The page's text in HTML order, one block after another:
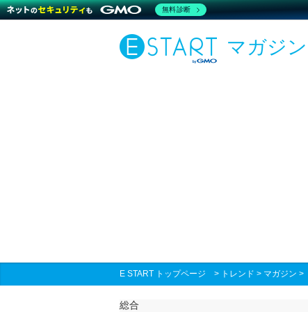
マガジン
E START トップページ > トレンド > マガジン >
総合
無料診断